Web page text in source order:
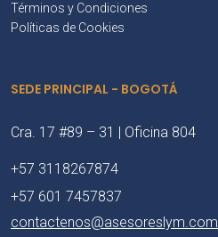
Términos y Condiciones
Políticas de Cookies
SEDE PRINCIPAL - BOGOTÁ
Cra. 17 #89 – 31 | Oficina 804
+57 3118267874
+57 601 7457837
contactenos@asesoreslym.com